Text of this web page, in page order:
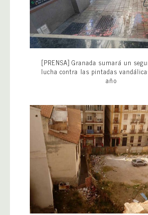
[PRENSA] Granada sumará un
lucha contra las pintadas
año